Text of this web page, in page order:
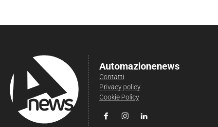
Automazionenews
Contatti
Privacy policy
Cookie Policy